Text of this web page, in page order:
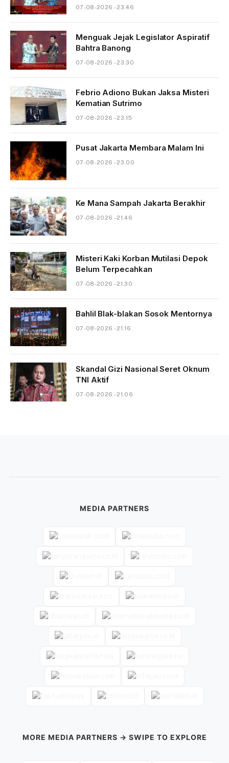
07-08-2026 - 23.46
Menguak Jejak Legislator Aspiratif
Bahtra Banong
07-08-2026 - 23.30
Febrio Adiono Bukan Jaksa Misteri
Kematian Sutrimo
07-08-2026 - 23.15
Pusat Jakarta Membara Malam Ini
07-08-2026 - 23.00
Ke Mana Sampah Jakarta Berakhir
07-08-2026 - 21.46
Misteri Kaki Korban Mutilasi Depok
Belum Terpecahkan
07-08-2026 - 21.30
Bahlil Blak-blakan Sosok Mentornya
07-08-2026 - 21.16
Skandal Gizi Nasional Seret Oknum
TNI Aktif
07-08-2026 - 21.06
MEDIA PARTNERS
MORE MEDIA PARTNERS → SWIPE TO EXPLORE